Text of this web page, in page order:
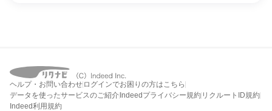
ヘルプ・お問い合わせ ログインでお困りの方はこちら
データを使ったサービスのご紹介 Indeedプライバシー規約 リクルートID規約
Indeed利用規約